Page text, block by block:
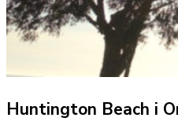
Huntington Beach i